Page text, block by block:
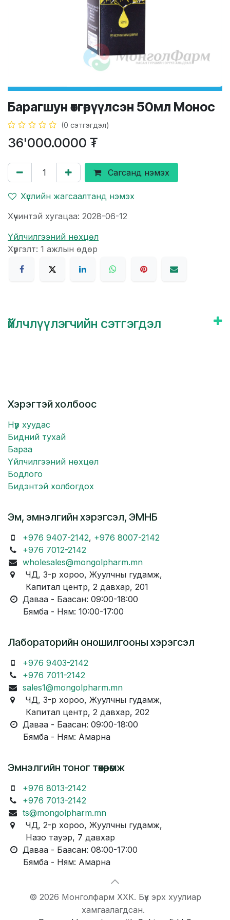
Барагшун өтгөрүүлсэн 50мл Монос
(0 сэтгэгдэл)
36'000.0000 ₮
Сагсанд нэмэх
Хүслийн жагсаалтанд нэмэх
Хүчинтэй хугацаа: 2028-06-12
Үйлчилгээний нөхцөл
Хүргэлт: 1 ажлын өдөр
Үйлчлүүлэгчийн сэтгэгдэл
Хэрэгтэй холбоос
Нүүр хуудас
Бидний тухай
Бараа
Үйлчилгээний нөхцөл
Бодлого
Бидэнтэй холбогдох
Эм, эмнэлгийн хэрэгсэл, ЭМНБ
+976 9407-2142, +976 8007-2142
+976 7012-2142
wholesales@mongolpharm.mn
ЧД, 3-р хороо, Жуулчны гудамж,
Капитал центр, 2 давхар, 201
Даваа - Баасан: 09:00-18:00
Бямба - Ням: 10:00-17:00
Лабораторийн оношилгооны хэрэгсэл
+976 9403-2142
+976 7011-2142
sales1@mongolpharm.mn
ЧД, 3-р хороо, Жуулчны гудамж,
Капитал центр, 2 давхар, 202
Даваа - Баасан: 09:00-18:00
Бямба - Ням: Амарна
Эмнэлгийн тоног төхөөрөмж
+976 8013-2142
+976 7013-2142
ts@mongolpharm.mn
ЧД, 2-р хороо, Жуулчны гудамж,
Назо тауэр, 7 давхар
Даваа - Баасан: 08:00-17:00
Бямба - Ням: Амарна
© 2026 Монголфарм ХХК. Бүх эрх хуулиар
хамгаалагдсан.